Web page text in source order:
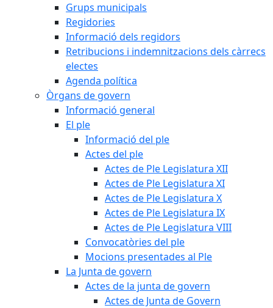
Grups municipals
Regidories
Informació dels regidors
Retribucions i indemnitzacions dels càrrecs
electes
Agenda política
Òrgans de govern
Informació general
El ple
Informació del ple
Actes del ple
Actes de Ple Legislatura XII
Actes de Ple Legislatura XI
Actes de Ple Legislatura X
Actes de Ple Legislatura IX
Actes de Ple Legislatura VIII
Convocatòries del ple
Mocions presentades al Ple
La Junta de govern
Actes de la junta de govern
Actes de Junta de Govern